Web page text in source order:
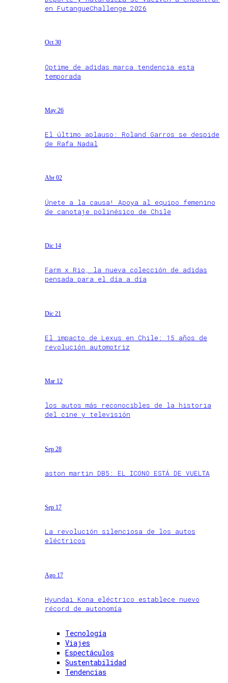
en FutangueChallenge 2026
Oct 30
Optime de adidas marca tendencia esta
temporada
May 26
El último aplauso: Roland Garros se despide
de Rafa Nadal
Abr 02
Únete a la causa! Apoya al equipo femenino
de canotaje polinésico de Chile
Dic 14
Farm x Rio, la nueva colección de adidas
pensada para el día a día
Dic 21
El impacto de Lexus en Chile: 15 años de
revolución automotriz
Mar 12
los autos más reconocibles de la historia
del cine y televisión
Sep 28
aston martin DB5: EL ICONO ESTÁ DE VUELTA
Sep 17
La revolución silenciosa de los autos
eléctricos
Ago 17
Hyundai Kona eléctrico establece nuevo
récord de autonomía
Tecnología
Viajes
Espectáculos
Sustentabilidad
Tendencias